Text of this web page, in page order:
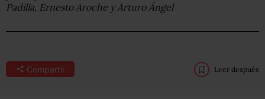
Padilla, Ernesto Aroche y Arturo Ángel
Compartir Leer después